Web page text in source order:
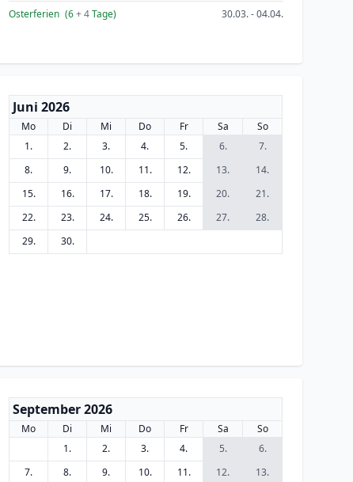
Osterferien (6+ 4Tage) 30.03. - 04.04.
Juni 2026
Mo Di Mi Do Fr Sa
So
1.
2. 3. 4. 5. 6.
7.
8.
9. 10. 11. 12. 13.
14.
15.
16. 17. 18. 19. 20.
21.
22.
23. 24. 25. 26. 27.
28.
29.
30.
September 2026
Mo Di Mi Do Fr Sa
So
1.
2. 3. 4. 5.
6.
7.
8. 9. 10. 11. 12.
13.